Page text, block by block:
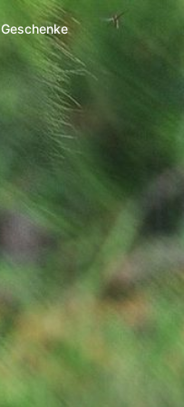
Geschenke